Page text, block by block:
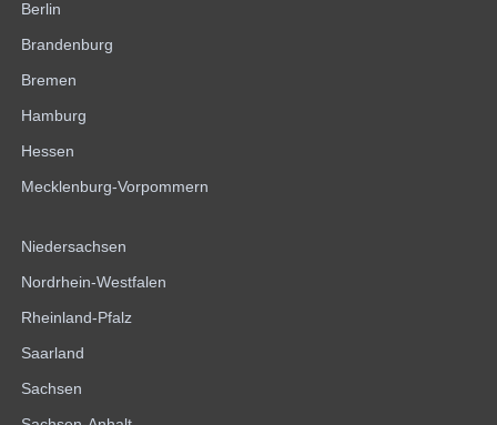
Berlin
Brandenburg
Bremen
Hamburg
Hessen
Mecklenburg-Vorpommern
Niedersachsen
Nordrhein-Westfalen
Rheinland-Pfalz
Saarland
Sachsen